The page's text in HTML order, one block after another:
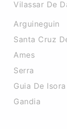
Vilassar De
Arguineguin
Santa Cruz
Ames
Serra
Guia De Isora
Gandia